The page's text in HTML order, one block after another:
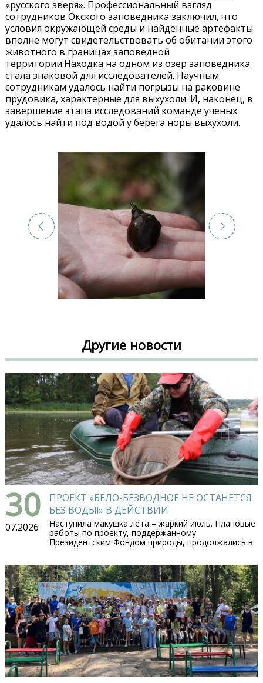
«русского зверя». Профессиональный взгляд
сотрудников Окского заповедника заключил, что
условия окружающей среды и найденные артефакты
вполне могут свидетельствовать об обитании этого
животного в границах заповедной
территории.Находка на одном из озер заповедника
стала знаковой для исследователей. Научным
сотрудникам удалось найти погрызы на раковине
прудовика, характерные для выхухоли. И, наконец, в
завершение этапа исследований команде ученых
удалось найти под водой у берега норы выхухоли.
Другие новости
30
07.2026
ПРОЕКТ «БЕЛО-БЕЗВОДНОЕ НЕ ОСТАНЕТСЯ
БЕЗ ВОДЫ!» В ДЕЙСТВИИ
Наступила макушка лета – жаркий июль. Плановые
работы по проекту, поддержанному
Президентским Фондом природы, продолжались в